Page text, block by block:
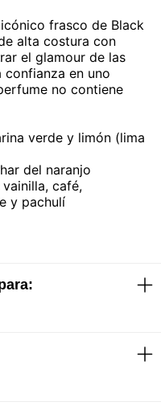
frasco de Black
alta costura con
el glamour de las
confianza en uno
no contiene
verde y limón (lima
del naranjo
café,
y pachulí